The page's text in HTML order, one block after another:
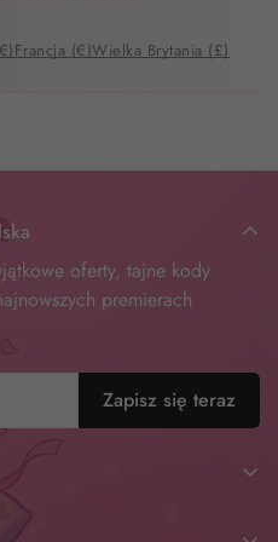
Francja (€)Wielka Brytania (£)
oferty, tajne kody
premierach
Zapisz się teraz